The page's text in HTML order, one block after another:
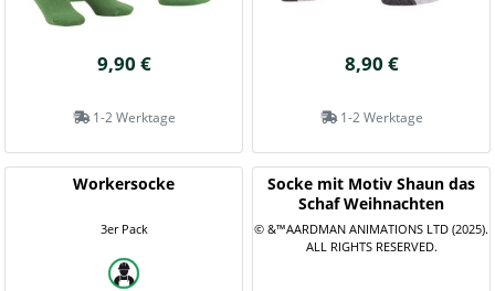
9,90 €
1-2 Werktage
8,90 €
1-2 Werktage
Workersocke
3er Pack
Socke mit Motiv Shaun das
Schaf Weihnachten
© &™AARDMAN ANIMATIONS LTD (2025).
ALL RIGHTS RESERVED.